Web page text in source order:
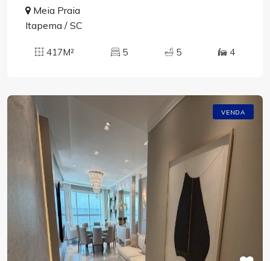
Meia Praia
Itapema / SC
417M² 5 5 4
VENDA